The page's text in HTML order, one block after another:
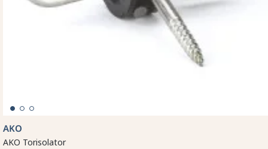
AKO
AKO Torisolator